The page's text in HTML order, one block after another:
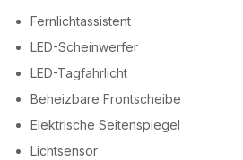
Fernlichtassistent
LED-Scheinwerfer
LED-Tagfahrlicht
Beheizbare Frontscheibe
Elektrische Seitenspiegel
Lichtsensor